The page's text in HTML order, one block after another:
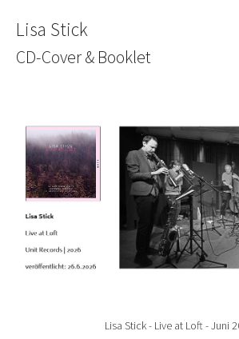
Lisa Stick
CD-Cover & Booklet
Lisa Stick - Live at Loft - Juni